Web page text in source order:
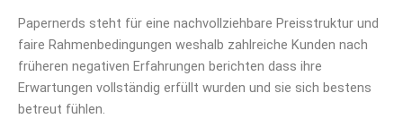
Papernerds steht für eine nachvollziehbare Preisstruktur und
faire Rahmenbedingungen weshalb zahlreiche Kunden nach
früheren negativen Erfahrungen berichten dass ihre
Erwartungen vollständig erfüllt wurden und sie sich bestens
betreut fühlen.